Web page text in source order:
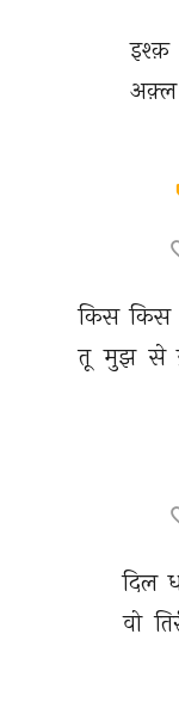
इश्क़
अक़्ल
किस किस
तू मुझ से
दिल
वो